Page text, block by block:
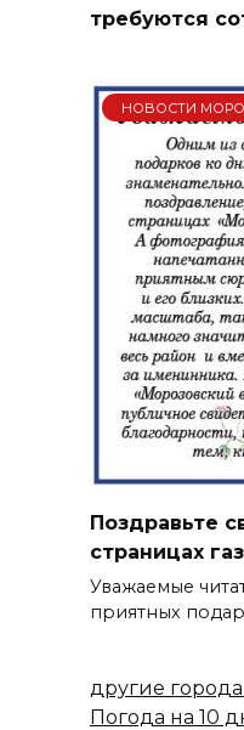
требуются
НОВОСТИ
Поздравьте
страницах
Уважаемые
приятных
другие
Погода на